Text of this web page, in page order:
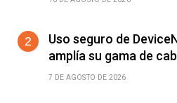
Uso seguro de
amplía su gama de
torsión de ±360°/m
7 DE AGOSTO DE 2026